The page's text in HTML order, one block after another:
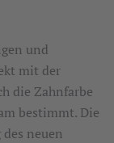
und
mit der
die Zahnfarbe
bestimmt. Die
neuen